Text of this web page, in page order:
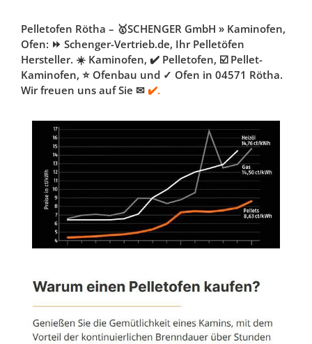
Pelletofen Rötha – 🥇SCHENGER GmbH » Kaminofen,
Ofen: ⏩ Schenger-Vertrieb.de, Ihr Pelletöfen
Hersteller. ☀️ Kaminofen, ✔️ Pelletofen, ☑️ Pellet-
Kaminofen, ⭐ Ofenbau und ✓ Ofen in 04571 Rötha.
Wir freuen uns auf Sie ✉ ✔️.